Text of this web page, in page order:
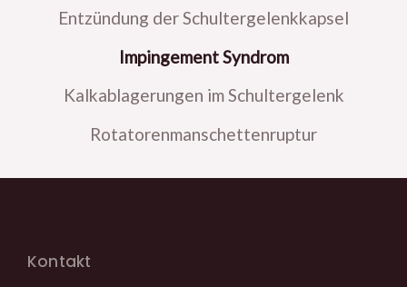
Entzündung der Schultergelenkkapsel
Impingement Syndrom
Kalkablagerungen im Schultergelenk
Rotatorenmanschettenruptur
Kontakt